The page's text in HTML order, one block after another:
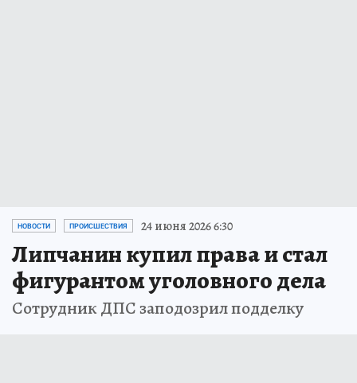
НОВОСТИ ПРОИСШЕСТВИЯ 24 июня 2026 6:30
Липчанин купил права и стал
фигурантом уголовного дела
Сотрудник ДПС заподозрил подделку